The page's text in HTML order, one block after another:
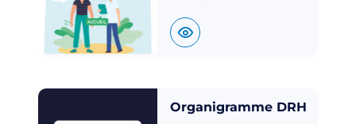
Organigramme DRH